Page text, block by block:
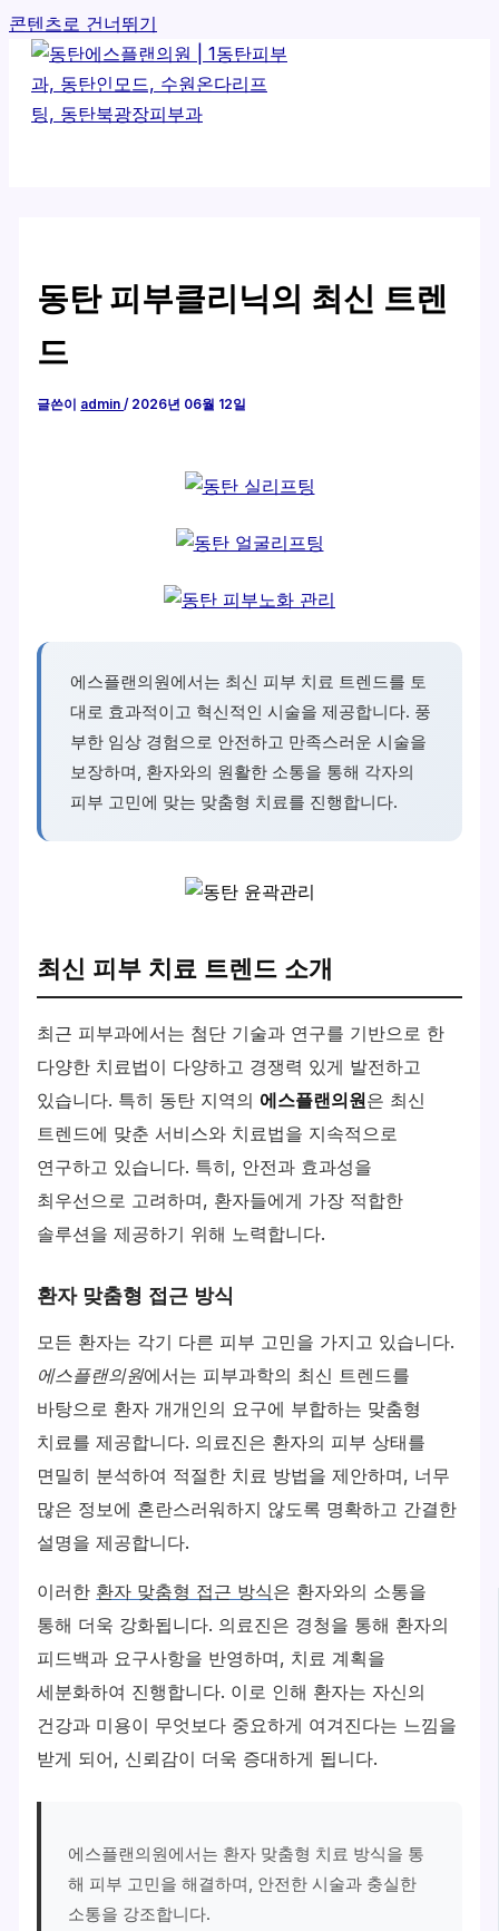
콘텐츠로 건너뛰기
동탄 피부클리닉의 최신 트렌
드
글쓴이 admin/ 2026년 06월 12일
에스플랜의원에서는 최신 피부 치료 트렌드를 토
대로 효과적이고 혁신적인 시술을 제공합니다. 풍
부한 임상 경험으로 안전하고 만족스러운 시술을
보장하며, 환자와의 원활한 소통을 통해 각자의
피부 고민에 맞는 맞춤형 치료를 진행합니다.
최신 피부 치료 트렌드 소개
최근 피부과에서는 첨단 기술과 연구를 기반으로 한
다양한 치료법이 다양하고 경쟁력 있게 발전하고
있습니다. 특히 동탄 지역의 에스플랜의원은 최신
트렌드에 맞춘 서비스와 치료법을 지속적으로
연구하고 있습니다. 특히, 안전과 효과성을
최우선으로 고려하며, 환자들에게 가장 적합한
솔루션을 제공하기 위해 노력합니다.
환자 맞춤형 접근 방식
모든 환자는 각기 다른 피부 고민을 가지고 있습니다.
에스플랜의원에서는 피부과학의 최신 트렌드를
바탕으로 환자 개개인의 요구에 부합하는 맞춤형
치료를 제공합니다. 의료진은 환자의 피부 상태를
면밀히 분석하여 적절한 치료 방법을 제안하며, 너무
많은 정보에 혼란스러워하지 않도록 명확하고 간결한
설명을 제공합니다.
이러한 환자 맞춤형 접근 방식은 환자와의 소통을
통해 더욱 강화됩니다. 의료진은 경청을 통해 환자의
피드백과 요구사항을 반영하며, 치료 계획을
세분화하여 진행합니다. 이로 인해 환자는 자신의
건강과 미용이 무엇보다 중요하게 여겨진다는 느낌을
받게 되어, 신뢰감이 더욱 증대하게 됩니다.
에스플랜의원에서는 환자 맞춤형 치료 방식을 통
해 피부 고민을 해결하며, 안전한 시술과 충실한
소통을 강조합니다.